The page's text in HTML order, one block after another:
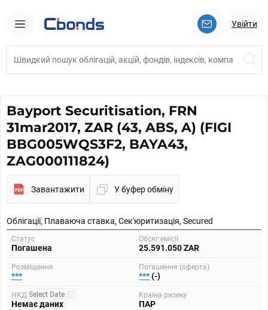
Увійти
Bayport Securitisation, FRN
31mar2017, ZAR (43, ABS, A) (FIGI
BBG005WQS3F2, BAYA43,
ZAG000111824)
Завантажити У буфер обміну
Облігації, Плаваюча ставка, Сек'юритизація, Secured
Статус
Погашена
Обсяг емісії
25.591.050 ZAR
Розміщення
***
Погашення (оферта)
***(-)
НКД
Немає даних
Країна ризику
ПАР